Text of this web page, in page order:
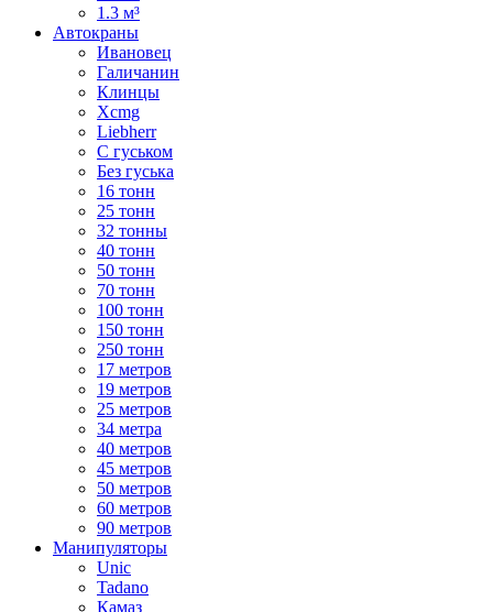
1.3 м³
Автокраны
Ивановец
Галичанин
Клинцы
Xcmg
Liebherr
С гуськом
Без гуська
16 тонн
25 тонн
32 тонны
40 тонн
50 тонн
70 тонн
100 тонн
150 тонн
250 тонн
17 метров
19 метров
25 метров
34 метра
40 метров
45 метров
50 метров
60 метров
90 метров
Манипуляторы
Unic
Tadano
Камаз